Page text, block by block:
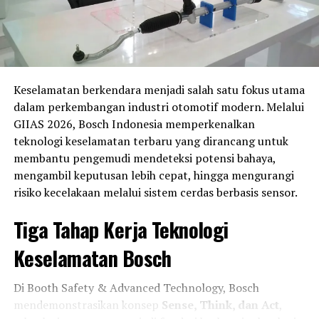
dan Fadhil Algasaniyang siap bersaing
memperebutkan podium.
Persaingan di kelasAsia Production 250 (AP250)juga
dipastikan berlangsung sengit. Indonesia menurunkan
11 pembalap, termasukFahmi Basam, Galang Hendra
Pratama, Candra Hermawan , sertaIrfan Ardiansyah
yang tampil melalui jalur wildcard usai tampil impresif
di Mandalika Racing Series 2026. Wakil tuan rumah NTB,
Aldiaz Aqsal Ismaya, juga siap memanfaatkan
dukungan publik lokal.
berada di pundak Muhammad Faerozi,Wahyu
Nugroho
Herjun Atna Firdaus
Aditama, sertaFelix Putra Mulya
Sementara itu, kelas premierAsia Superbike 1000
Keselamatan berkendara menjadi salah satu fokus utama
dalam perkembangan industri otomotif modern. Melalui
GIIAS 2026, Bosch Indonesia memperkenalkan
teknologi keselamatan terbaru yang dirancang untuk
membantu pengemudi mendeteksi potensi bahaya,
mengambil keputusan lebih cepat, hingga mengurangi
risiko kecelakaan melalui sistem cerdas berbasis sensor.
Tiga Tahap Kerja Teknologi
Keselamatan Bosch
Di Booth Safety & Advanced Technology, Bosch
mendemonstrasikan konsep Sense, Think, dan Act